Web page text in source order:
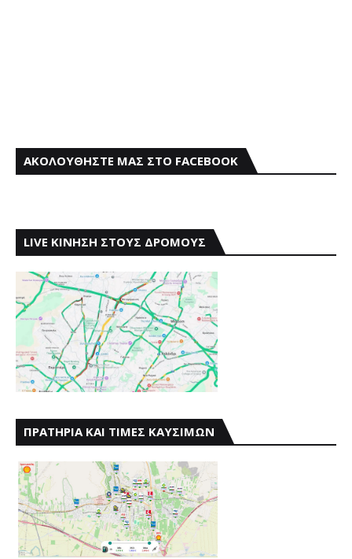
ΑΚΟΛΟΥΘΗΣΤΕ ΜΑΣ ΣΤΟ FACEBOOK
LIVE ΚΙΝΗΣΗ ΣΤΟΥΣ ΔΡΟΜΟΥΣ
ΠΡΑΤΗΡΙΑ ΚΑΙ ΤΙΜΕΣ ΚΑΥΣΙΜΩΝ